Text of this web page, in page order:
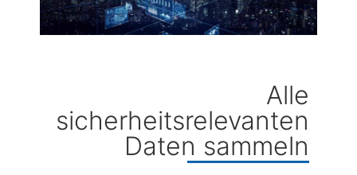
Alle
sicherheitsrelevanten
Daten sammeln